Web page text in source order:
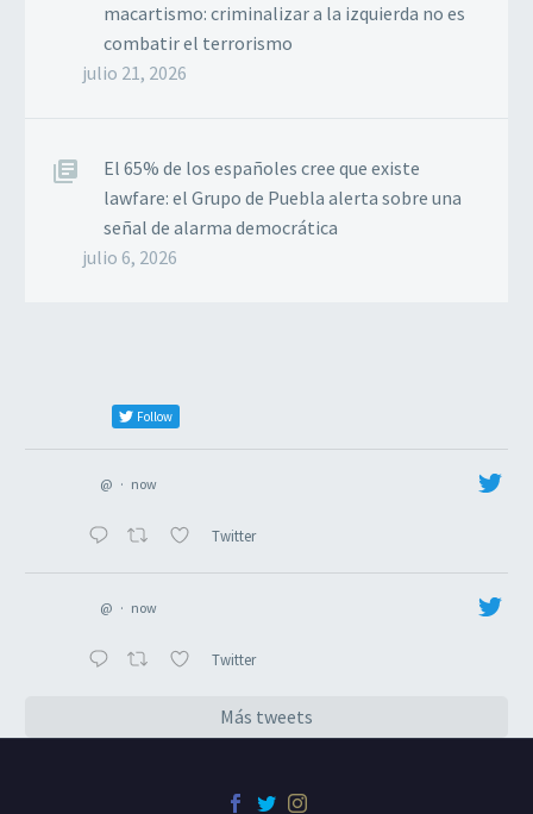
macartismo: criminalizar a la izquierda no es
combatir el terrorismo
julio 21, 2026
El 65% de los españoles cree que existe
lawfare: el Grupo de Puebla alerta sobre una
señal de alarma democrática
julio 6, 2026
Follow
@ · now
Twitter
@ · now
Twitter
Más tweets